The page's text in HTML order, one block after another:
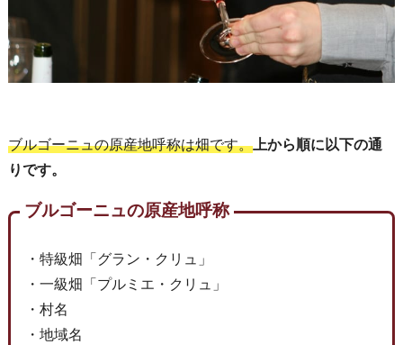
ブルゴーニュの原産地呼称は畑です。上から順に以下の通
りです。
ブルゴーニュの原産地呼称
・特級畑「グラン・クリュ」
・一級畑「プルミエ・クリュ」
・村名
・地域名